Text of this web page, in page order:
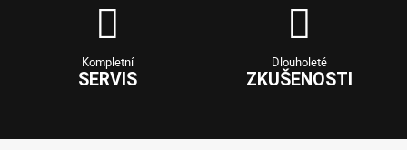
Kompletní
SERVIS
Dlouholeté
ZKUŠENOSTI